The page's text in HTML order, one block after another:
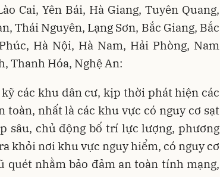
Cai, Yên Bái, Hà Giang, Tuyên Quang,
Thái Nguyên, Lạng Sơn, Bắc Giang, Bắc
Hà Nội, Hà Nam, Hải Phòng, Nam
Thanh Hóa, Nghệ An:
các khu dân cư, kịp thời phát hiện các
toàn, nhất là các khu vực có nguy cơ sạt
sâu, chủ động bố trí lực lượng, phương
khỏi nơi khu vực nguy hiểm, có nguy cơ
quét nhằm bảo đảm an toàn tính mạng,